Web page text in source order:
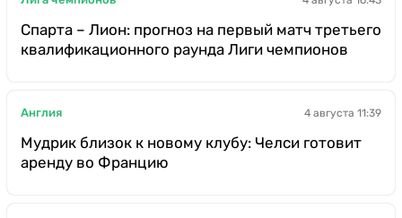
Спарта – Лион: прогноз на первый матч третьего
квалификационного раунда Лиги чемпионов
Англия 4 августа 11:39
Мудрик близок к новому клубу: Челси готовит
аренду во Францию